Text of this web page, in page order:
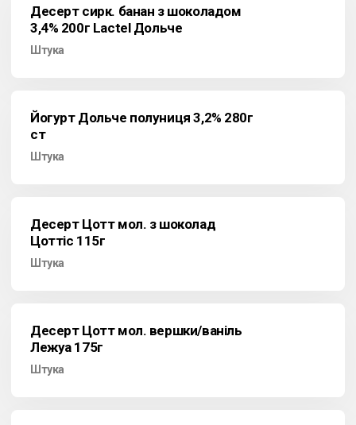
Десерт сирк. банан з шоколадом
3,4% 200г Lactel Дольче
Штука
Йогурт Дольче полуниця 3,2% 280г
ст
Штука
Десерт Цотт мол. з шоколад
Цоттіс 115г
Штука
Десерт Цотт мол. вершки/ваніль
Лежуа 175г
Штука